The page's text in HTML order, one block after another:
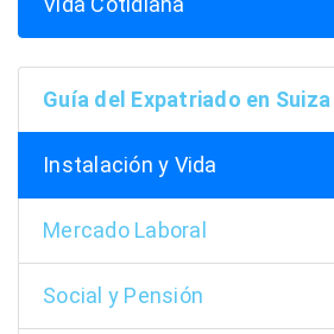
Guía del Expatriado en Suiza
Instalación y Vida
Mercado Laboral
Social y Pensión